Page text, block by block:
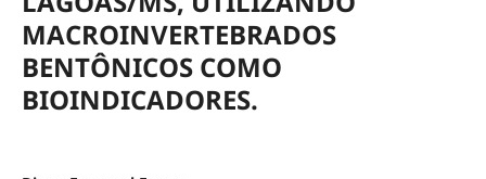
MACROINVERTEBRADOS
BENTÔNICOS COMO
BIOINDICADORES.